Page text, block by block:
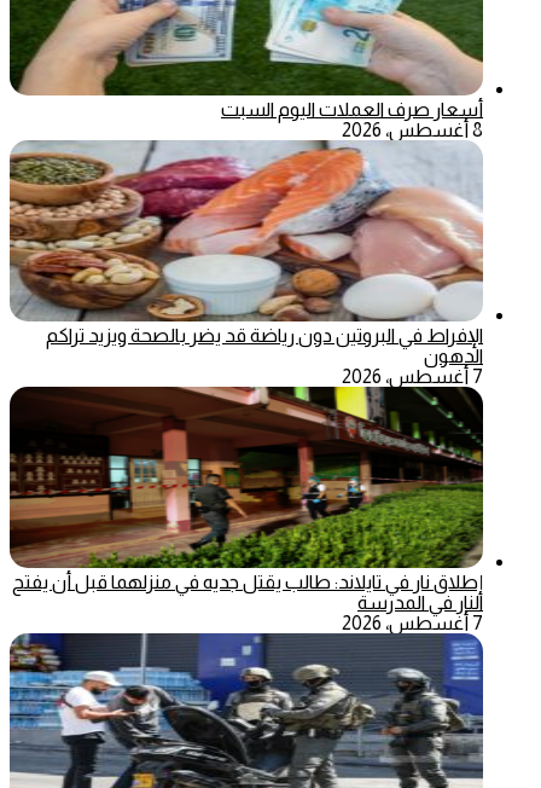
أسعار صرف العملات اليوم السبت
8 أغسطس، 2026
الإفراط في البروتين دون رياضة قد يضر بالصحة ويزيد تراكم
الدهون
7 أغسطس، 2026
إطلاق نار في تايلاند: طالب يقتل جديه في منزلهما قبل أن يفتح
النار في المدرسة
7 أغسطس، 2026